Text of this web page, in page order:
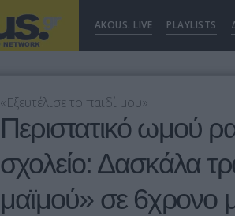
AKOUS. LIVE PLAYLISTS
«Εξευτέλισε το παιδί μου»
Περιστατικό ωμού
σχολείο: Δασκάλα
μαϊμού» σε 6χρονο